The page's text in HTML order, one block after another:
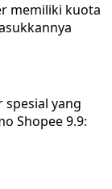
memiliki kuota
yang
Shopee 9.9: